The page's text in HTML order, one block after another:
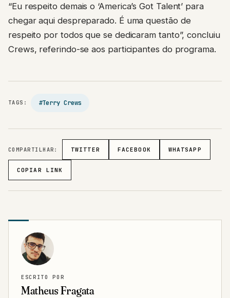
“Eu respeito demais o ‘America’s Got Talent’ para
chegar aqui despreparado. É uma questão de
respeito por todos que se dedicaram tanto”, concluiu
Crews, referindo-se aos participantes do programa.
TAGS: #Terry Crews
COMPARTILHAR: TWITTER FACEBOOK WHATSAPP
COPIAR LINK
ESCRITO POR
Matheus Fragata